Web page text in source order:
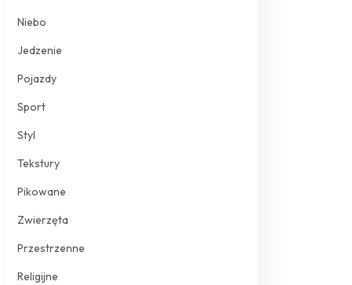
Niebo
Jedzenie
Pojazdy
Sport
Styl
Tekstury
Pikowane
Zwierzęta
Przestrzenne
Religijne